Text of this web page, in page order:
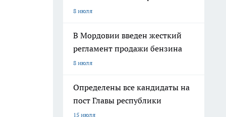
8 июля
В Мордовии введен жесткий
регламент продажи бензина
8 июля
Определены все кандидаты на
пост Главы республики
15 июля